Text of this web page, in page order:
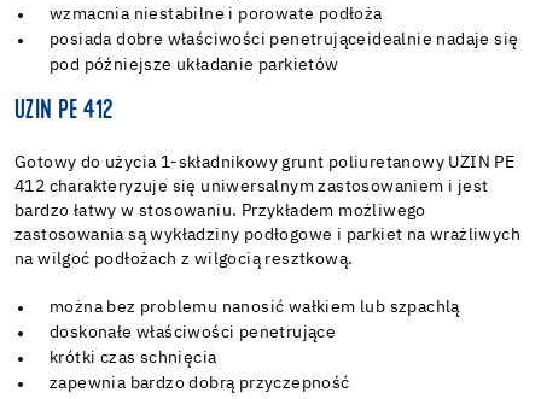
wzmacnia niestabilne i porowate podłoża
posiada dobre właściwości penetrujące idealnie nadaje się
pod późniejsze układanie parkietów
UZIN PE 412
Gotowy do użycia 1-składnikowy grunt poliuretanowy UZIN PE
412 charakteryzuje się uniwersalnym zastosowaniem i jest
bardzo łatwy w stosowaniu. Przykładem możliwego
zastosowania są wykładziny podłogowe i parkiet na wrażliwych
na wilgoć podłożach z wilgocią resztkową.
można bez problemu nanosić wałkiem lub szpachlą
doskonałe właściwości penetrujące
krótki czas schnięcia
zapewnia bardzo dobrą przyczepność